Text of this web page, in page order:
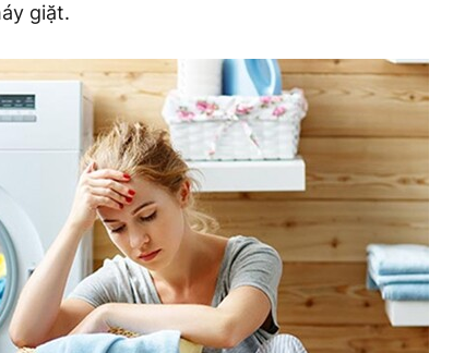
giặt.